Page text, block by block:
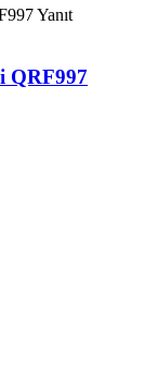
QRF997